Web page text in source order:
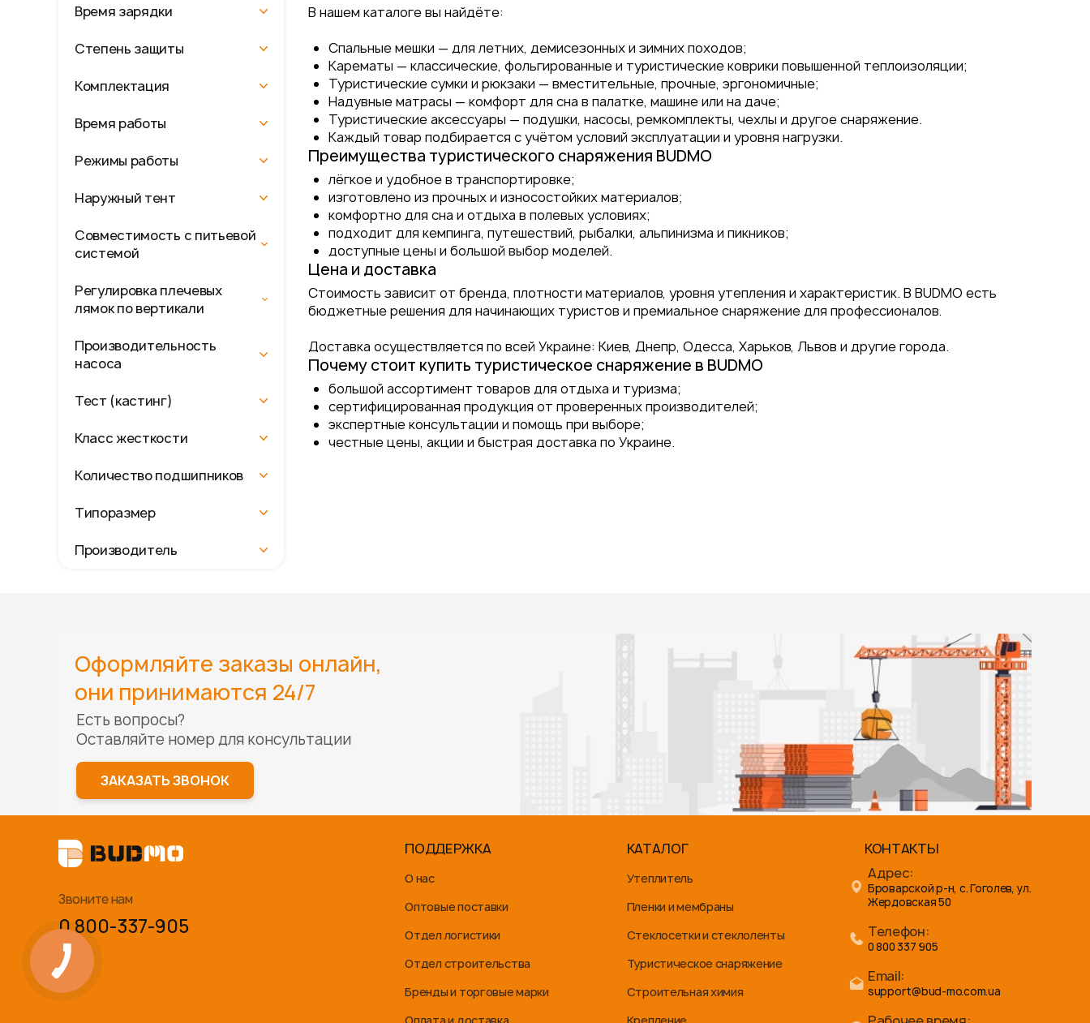
В нашем каталоге вы найдёте:
Спальные мешки — для летних, демисезонных и зимних походов;
Карематы — классические, фольгированные и туристические коврики повышенной теплоизоляции;
Туристические сумки и рюкзаки — вместительные, прочные, эргономичные;
Надувные матрасы — комфорт для сна в палатке, машине или на даче;
Туристические аксессуары — подушки, насосы, ремкомплекты, чехлы и другое снаряжение.
Каждый товар подбирается с учётом условий эксплуатации и уровня нагрузки.
Преимущества туристического снаряжения BUDMO
лёгкое и удобное в транспортировке;
изготовлено из прочных и износостойких материалов;
комфортно для сна и отдыха в полевых условиях;
подходит для кемпинга, путешествий, рыбалки, альпинизма и пикников;
доступные цены и большой выбор моделей.
Цена и доставка
Стоимость зависит от бренда, плотности материалов, уровня утепления и характеристик. В BUDMO есть
бюджетные решения для начинающих туристов и премиальное снаряжение для профессионалов.
Доставка осуществляется по всей Украине: Киев, Днепр, Одесса, Харьков, Львов и другие города.
Почему стоит купить туристическое снаряжение в BUDMO
большой ассортимент товаров для отдыха и туризма;
сертифицированная продукция от проверенных производителей;
экспертные консультации и помощь при выборе;
честные цены, акции и быстрая доставка по Украине.
Время зарядки
Степень защиты
Комплектация
Время работы
Режимы работы
Наружный тент
Совместимость с питьевой
системой
Регулировка плечевых
лямок по вертикали
Производительность
насоса
Тест (кастинг)
Класс жесткости
Количество подшипников
Типоразмер
Производитель
Оформляйте заказы онлайн,
они принимаются 24/7
Есть вопросы?
Оставляйте номер для консультации
ЗАКАЗАТЬ ЗВОНОК
Звоните нам
0 800-337-905
ПОДДЕРЖКА
О нас
Оптовые поставки
Отдел логистики
Отдел строительства
Бренды и торговые марки
КАТАЛОГ
Утеплитель
Пленки и мембраны
Стеклосетки и стеклоленты
Туристическое снаряжение
Строительная химия
КОНТАКТЫ
Адрес:
Броварской р-н, с. Гоголев, ул.
Жердовская 50
Телефон:
0 800 337 905
Email:
support@bud-mo.com.ua